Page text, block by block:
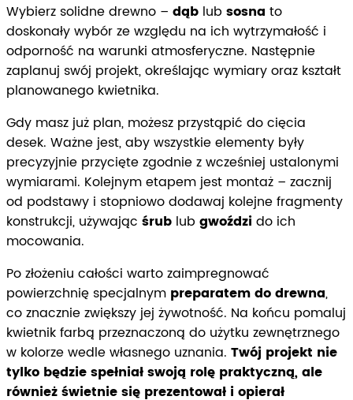
Wybierz solidne drewno – dąb lub sosna to
doskonały wybór ze względu na ich wytrzymałość i
odporność na warunki atmosferyczne. Następnie
zaplanuj swój projekt, określając wymiary oraz kształt
planowanego kwietnika.
Gdy masz już plan, możesz przystąpić do cięcia
desek. Ważne jest, aby wszystkie elementy były
precyzyjnie przycięte zgodnie z wcześniej ustalonymi
wymiarami. Kolejnym etapem jest montaż – zacznij
od podstawy i stopniowo dodawaj kolejne fragmenty
konstrukcji, używając śrub lub gwoździdo ich
mocowania.
Po złożeniu całości warto zaimpregnować
powierzchnię specjalnym preparatem do drewna,
co znacznie zwiększy jej żywotność. Na końcu pomaluj
kwietnik farbą przeznaczoną do użytku zewnętrznego
w kolorze wedle własnego uznania. Twój projekt nie
tylko będzie spełniał swoją rolę praktyczną, ale
również świetnie się prezentował i opierał